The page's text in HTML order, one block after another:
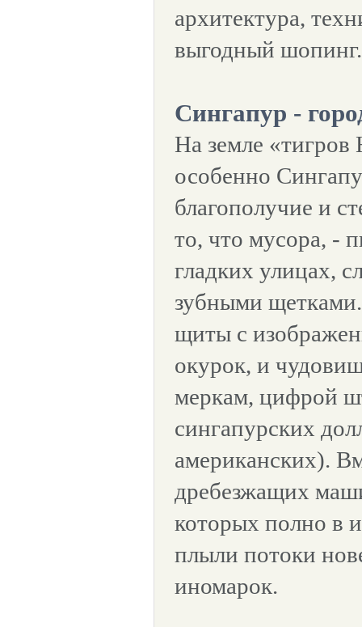
архитектура,
выгодный шопинг.
Сингапур -
На земле
особенно
благополучие и
то, что мусора, -
гладких улицах,
зубными
щиты с
окурок, и
меркам, цифрой
сингапурских
американских).
дребезжащих
которых полно в
плыли потоки
иномарок.